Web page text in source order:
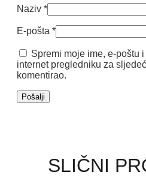
Naziv *
E-pošta *
Spremi moje ime, e-poštu
internet pregledniku za
komentirao.
SLIČNI